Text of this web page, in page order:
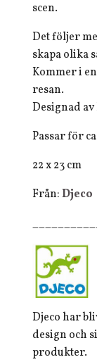
scen.
Det följer
skapa olika
Kommer i
resan.
Designad
Passar för
22 x 23 cm
Från:Djeco
Djeco har
design och
produkter.